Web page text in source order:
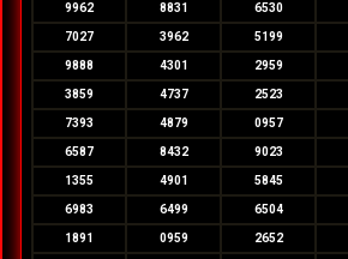
9962 8831 6530
7027 3962 5199
9888 4301 2959
3859 4737 2523
7393 4879 0957
6587 8432 9023
1355 4901 5845
6983 6499 6504
1891 0959 2652